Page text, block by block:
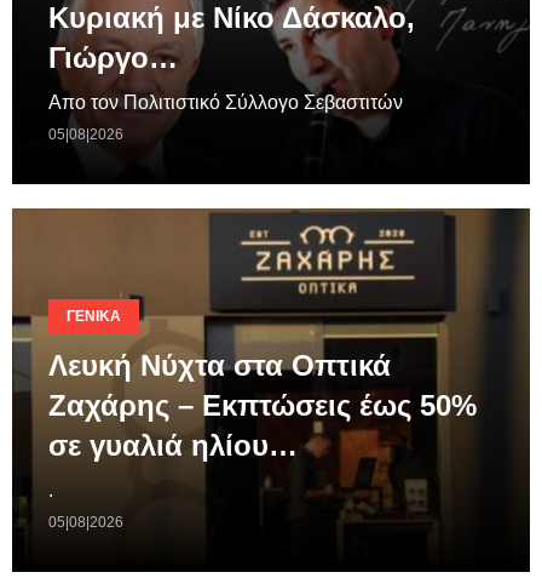
Κυριακή με Νίκο Δάσκαλο,
Γιώργο…
Απο τον Πολιτιστικό Σύλλογο Σεβαστιτών
05|08|2026
ΓΕΝΙΚΆ
Λευκή Νύχτα στα Οπτικά
Ζαχάρης – Εκπτώσεις έως 50%
σε γυαλιά ηλίου…
.
05|08|2026